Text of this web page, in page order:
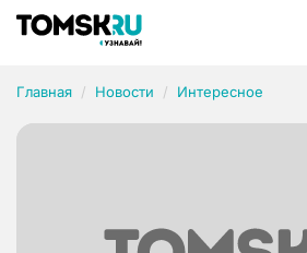
Главная Новости Интересное